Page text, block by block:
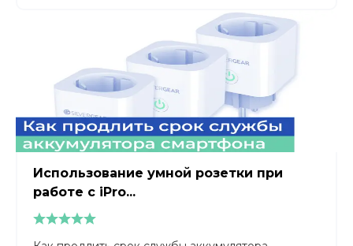
Использование умной розетки при
работе с iPro...